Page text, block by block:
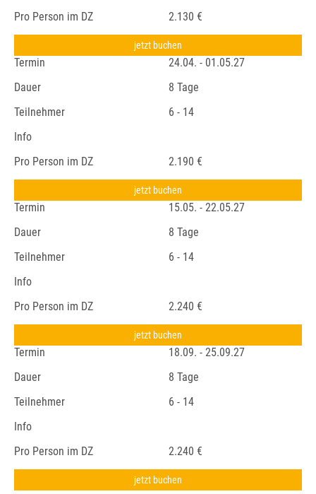
Pro Person im DZ
2.130 €
jetzt buchen
Termin
24.04. - 01.05.27
Dauer
8 Tage
Teilnehmer
6 - 14
Info
Pro Person im DZ
2.190 €
jetzt buchen
Termin
15.05. - 22.05.27
Dauer
8 Tage
Teilnehmer
6 - 14
Info
Pro Person im DZ
2.240 €
jetzt buchen
Termin
18.09. - 25.09.27
Dauer
8 Tage
Teilnehmer
6 - 14
Info
Pro Person im DZ
2.240 €
jetzt buchen